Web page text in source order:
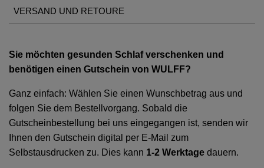
VERSAND UND RETOURE
Sie möchten gesunden Schlaf verschenken und
benötigen einen Gutschein von WULFF?
Ganz einfach: Wählen Sie einen Wunschbetrag aus und
folgen Sie dem Bestellvorgang. Sobald die
Gutscheinbestellung bei uns eingegangen ist, senden wir
Ihnen den Gutschein digital per E-Mail zum
Selbstausdrucken zu. Dies kann 1-2 Werktage dauern.